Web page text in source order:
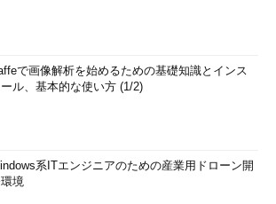
で画像解析を始めるための基礎知識とインス
ール、基本的な使い方 (1/2)
系ITエンジニアのための産業用ドローン開
境